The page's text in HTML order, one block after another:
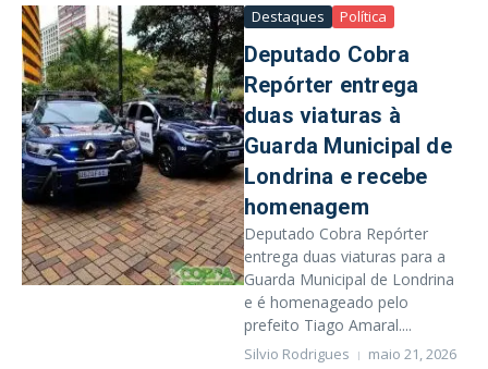
Destaques Política
Deputado Cobra
Repórter entrega
duas viaturas à
Guarda Municipal de
Londrina e recebe
homenagem
Deputado Cobra Repórter
entrega duas viaturas para a
Guarda Municipal de Londrina
e é homenageado pelo
prefeito Tiago Amaral....
Silvio Rodrigues maio 21, 2026